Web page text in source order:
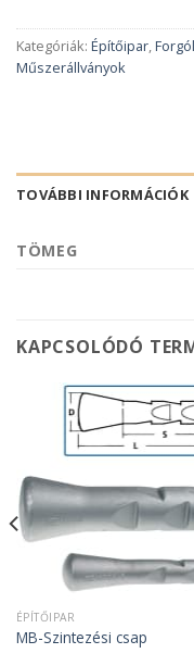
Kategóriák: Építőipar
Műszerállványok
TOVÁBBI INFORMÁCIÓK
TÖMEG
KAPCSOLÓDÓ
ÉPÍTŐIPAR
MB-Szintezési csap